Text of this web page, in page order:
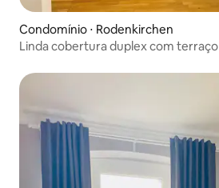
Condomínio ⋅ Rodenkirchen
Linda cobertura duplex com terraço